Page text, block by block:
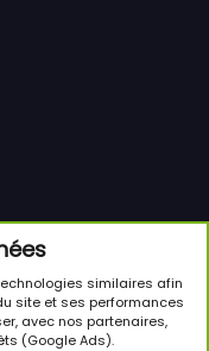
similaires afin
site et ses performances
avec nos partenaires,
(Google Ads).
sur le monde
initiative.